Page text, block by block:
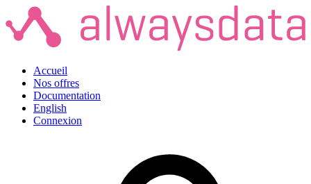
Accueil
Nos offres
Documentation
English
Connexion